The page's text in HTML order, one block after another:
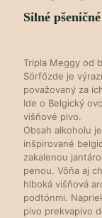
Silné
Tripla Meggy od
Sörfőzde je
považovaný za
Ide o Belgický
višňové pivo.
Obsah alkoholu
inšpirované
zakalenou
penou. Vôňa aj
hlboká višňová
podtónmi.
pivo prekvapivo